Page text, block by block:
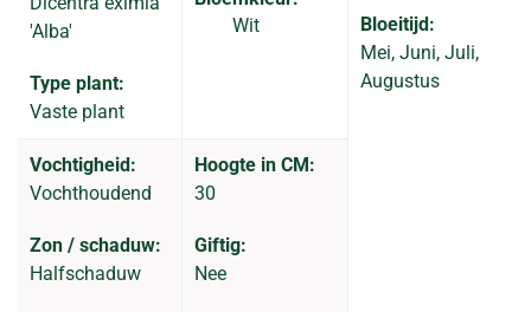
'Alba'
Type plant:
Vaste plant
Wit
Bloeitijd:
Mei, Juni, Juli,
Augustus
Vochtigheid:
Vochthoudend
Zon / schaduw:
Halfschaduw
Hoogte in CM:
30
Giftig:
Nee